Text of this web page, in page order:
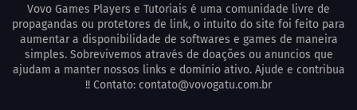
Vovo Games Players e Tutoriais é uma comunidade livre de
propagandas ou protetores de link, o intuito do site foi feito para
aumentar a disponibilidade de softwares e games de maneira
simples. Sobrevivemos através de doações ou anuncios que
ajudam a manter nossos links e domínio ativo. Ajude e contribua
!! Contato: contato@vovogatu.com.br